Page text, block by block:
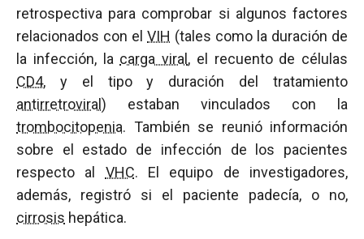
retrospectiva para comprobar si algunos factores
relacionados con el VIH (tales como la duración de
la infección, la carga viral , el recuento de células
CD4, y el tipo y duración del tratamiento
antirretroviral ) estaban vinculados con la
trombocitopenia. También se reunió información
sobre el estado de infección de los pacientes
respecto al VHC. El equipo de investigadores,
además, registró si el paciente padecía, o no,
cirrosis hepática.